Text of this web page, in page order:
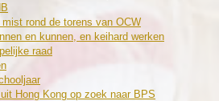
rond de torens van OCW
en kunnen, en keihard werken
raad
Hong Kong op zoek naar BPS